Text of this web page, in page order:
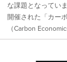
な課題となってい
開催された「カー
（Carbon